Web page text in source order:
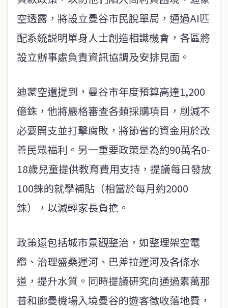
空透露，將設立曼谷市民脫單局，通過AI匹
配系統説明單身人士創造相識機會，各區將
設立辦事處負責資訊協調及安排見面。
迪蒙空還提到，曼谷市年度預算高達1,200
億銖，他將嚴格審查各類採購項目，削減不
必要開支並打擊腐敗，將節省的資金用於改
善民眾福利。另一重要政策是為約90萬名0-
18歲兒童提供教育費用支持，提議每日發放
100銖的就學補貼（相當於每月約2000
銖），以減輕家長負擔。
政策還包括城市景觀整治，如整理架空電
纜、治理盛桑運河、巴差拉運河及各條水
道，提升水質。同時提議研究向通過素萬那
普和廊曼機場入境曼谷的遊客徵收落地費，